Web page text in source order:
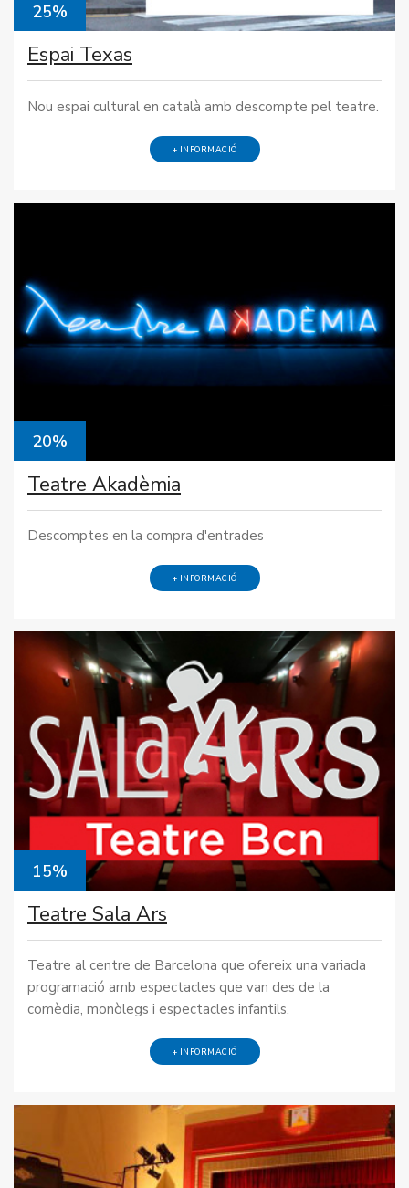
25%
Espai Texas
Nou espai cultural en català amb descompte pel teatre.
+ INFORMACIÓ
20%
Teatre Akadèmia
Descomptes en la compra d'entrades
+ INFORMACIÓ
15%
Teatre Sala Ars
Teatre al centre de Barcelona que ofereix una variada
programació amb espectacles que van des de la
comèdia, monòlegs i espectacles infantils.
+ INFORMACIÓ